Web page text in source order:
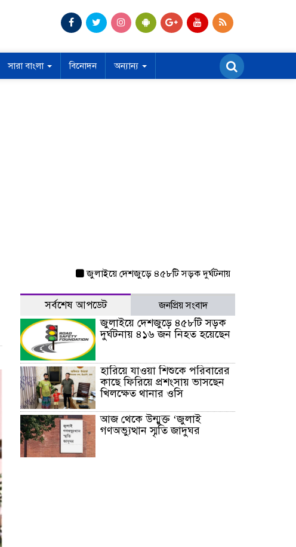
সারা বাংলা বিনোদন অন্যান্য
জুলাইয়ে দেশজুড়ে ৪৫৮টি সড়ক দুর্ঘটনায় ৪১৬ জন নিহত হয়েছেন
সর্বশেষ আপডেট জনপ্রিয় সংবাদ
জুলাইয়ে দেশজুড়ে ৪৫৮টি সড়ক
দুর্ঘটনায় ৪১৬ জন নিহত হয়েছেন
হারিয়ে যাওয়া শিশুকে পরিবারের
কাছে ফিরিয়ে প্রশংসায় ভাসছেন
খিলক্ষেত থানার ওসি
আজ থেকে উন্মুক্ত ‘জুলাই
গণঅভ্যুত্থান স্মৃতি জাদুঘর